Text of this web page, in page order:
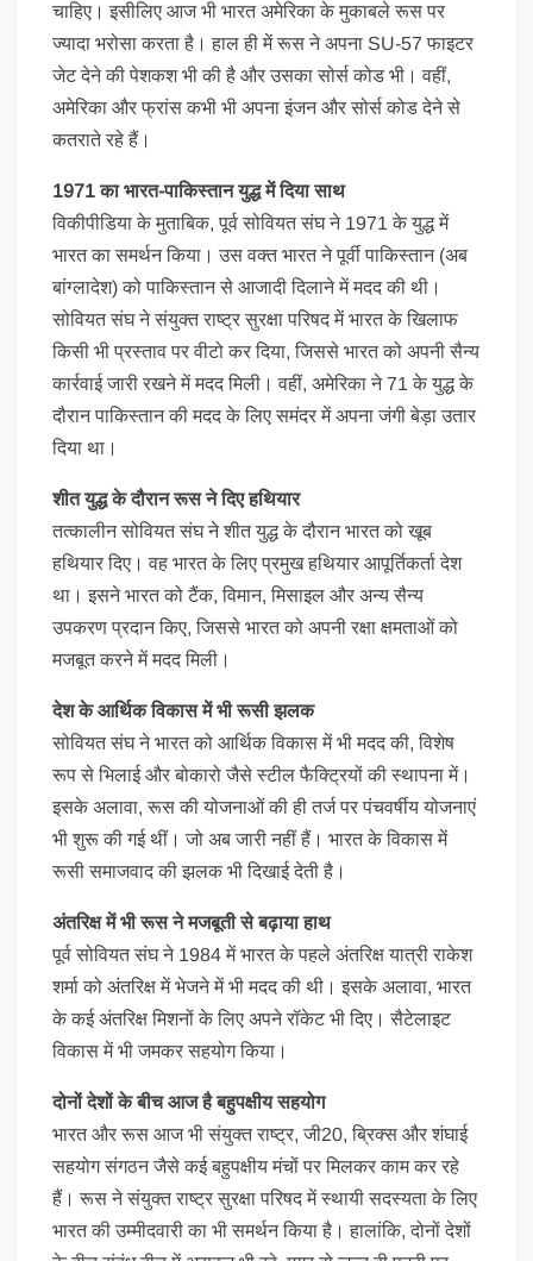
चाहिए। इसीलिए आज भी भारत अमेरिका के मुकाबले रूस पर
ज्यादा भरोसा करता है। हाल ही में रूस ने अपना SU-57 फाइटर
जेट देने की पेशकश भी की है और उसका सोर्स कोड भी। वहीं,
अमेरिका और फ्रांस कभी भी अपना इंजन और सोर्स कोड देने से
कतराते रहे हैं।
1971 का भारत-पाकिस्तान युद्ध में दिया साथ
विकीपीडिया के मुताबिक, पूर्व सोवियत संघ ने 1971 के युद्ध में
भारत का समर्थन किया। उस वक्त भारत ने पूर्वी पाकिस्तान (अब
बांग्लादेश) को पाकिस्तान से आजादी दिलाने में मदद की थी।
सोवियत संघ ने संयुक्त राष्ट्र सुरक्षा परिषद में भारत के खिलाफ
किसी भी प्रस्ताव पर वीटो कर दिया, जिससे भारत को अपनी सैन्य
कार्रवाई जारी रखने में मदद मिली। वहीं, अमेरिका ने 71 के युद्ध के
दौरान पाकिस्तान की मदद के लिए समंदर में अपना जंगी बेड़ा उतार
दिया था।
शीत युद्ध के दौरान रूस ने दिए हथियार
तत्कालीन सोवियत संघ ने शीत युद्ध के दौरान भारत को खूब
हथियार दिए। वह भारत के लिए प्रमुख हथियार आपूर्तिकर्ता देश
था। इसने भारत को टैंक, विमान, मिसाइल और अन्य सैन्य
उपकरण प्रदान किए, जिससे भारत को अपनी रक्षा क्षमताओं को
मजबूत करने में मदद मिली।
देश के आर्थिक विकास में भी रूसी झलक
सोवियत संघ ने भारत को आर्थिक विकास में भी मदद की, विशेष
रूप से भिलाई और बोकारो जैसे स्टील फैक्ट्रियों की स्थापना में।
इसके अलावा, रूस की योजनाओं की ही तर्ज पर पंचवर्षीय योजनाएं
भी शुरू की गई थीं। जो अब जारी नहीं हैं। भारत के विकास में
रूसी समाजवाद की झलक भी दिखाई देती है।
अंतरिक्ष में भी रूस ने मजबूती से बढ़ाया हाथ
पूर्व सोवियत संघ ने 1984 में भारत के पहले अंतरिक्ष यात्री राकेश
शर्मा को अंतरिक्ष में भेजने में भी मदद की थी। इसके अलावा, भारत
के कई अंतरिक्ष मिशनों के लिए अपने रॉकेट भी दिए। सैटेलाइट
विकास में भी जमकर सहयोग किया।
दोनों देशों के बीच आज है बहुपक्षीय सहयोग
भारत और रूस आज भी संयुक्त राष्ट्र, जी20, ब्रिक्स और शंघाई
सहयोग संगठन जैसे कई बहुपक्षीय मंचों पर मिलकर काम कर रहे
हैं। रूस ने संयुक्त राष्ट्र सुरक्षा परिषद में स्थायी सदस्यता के लिए
भारत की उम्मीदवारी का भी समर्थन किया है। हालांकि, दोनों देशों